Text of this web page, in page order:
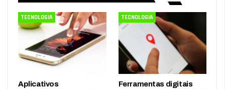
TECNOLOGIA
Aplicativos
TECNOLOGIA
Ferramentas digitais